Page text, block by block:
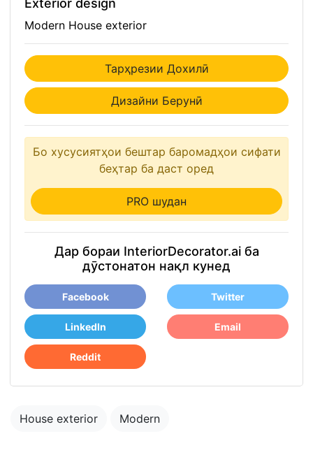
Exterior design
Modern House exterior
Тарҳрезии Дохилӣ
Дизайни Берунӣ
Бо хусусиятҳои бештар баромадҳои сифати
беҳтар ба даст оред
PRO шудан
Дар бораи InteriorDecorator.ai ба
дӯстонатон нақл кунед
Facebook Twitter
LinkedIn Email
Reddit
House exterior Modern